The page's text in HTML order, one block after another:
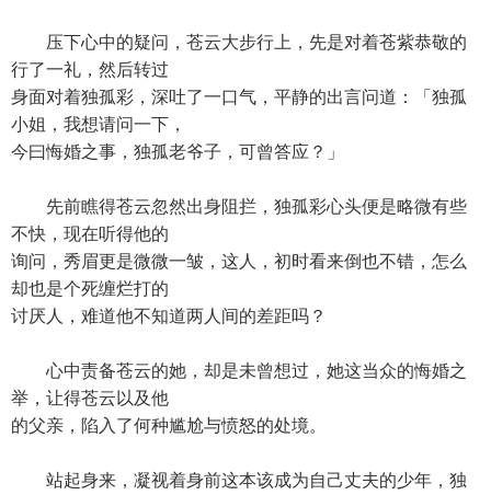
压下心中的疑问，苍云大步行上，先是对着苍紫恭敬的
行了一礼，然后转过
身面对着独孤彩，深吐了一口气，平静的出言问道：「独孤
小姐，我想请问一下，
今曰悔婚之事，独孤老爷子，可曾答应？」
先前瞧得苍云忽然出身阻拦，独孤彩心头便是略微有些
不快，现在听得他的
询问，秀眉更是微微一皱，这人，初时看来倒也不错，怎么
却也是个死缠烂打的
讨厌人，难道他不知道两人间的差距吗？
心中责备苍云的她，却是未曾想过，她这当众的悔婚之
举，让得苍云以及他
的父亲，陷入了何种尴尬与愤怒的处境。
站起身来，凝视着身前这本该成为自己丈夫的少年，独